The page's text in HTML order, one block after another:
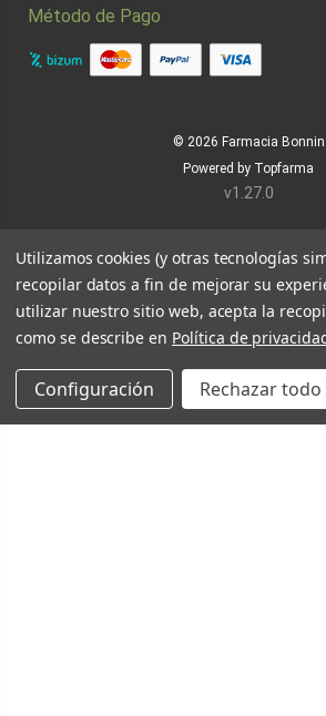
Método de Pago
© 2026 Farmacia Bonnin
Powered by Topfarma
v1.27.0
Utilizamos cookies (y otras tecnologías
recopilar datos a fin de mejorar su
utilizar nuestro sitio web, acepta la
como se describe en Política de
Configuración Rechazar todo